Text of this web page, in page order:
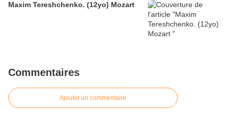
Maxim Tereshchenko. (12yo) Mozart
Commentaires
Ajouter un commentaire